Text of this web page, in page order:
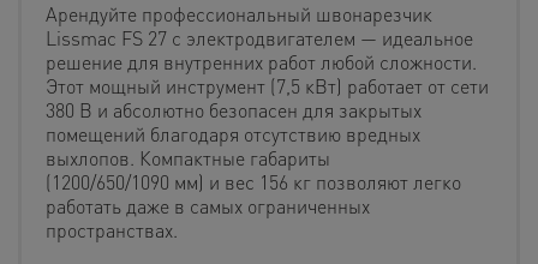
Арендуйте профессиональный швонарезчик
Lissmac FS 27 с электродвигателем — идеальное
решение для внутренних работ любой сложности.
Этот мощный инструмент (7,5 кВт) работает от сети
380 В и абсолютно безопасен для закрытых
помещений благодаря отсутствию вредных
выхлопов. Компактные габариты
(1200/650/1090 мм) и вес 156 кг позволяют легко
работать даже в самых ограниченных
пространствах.